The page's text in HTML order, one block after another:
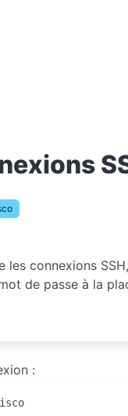
les connexions
de passe à la
: